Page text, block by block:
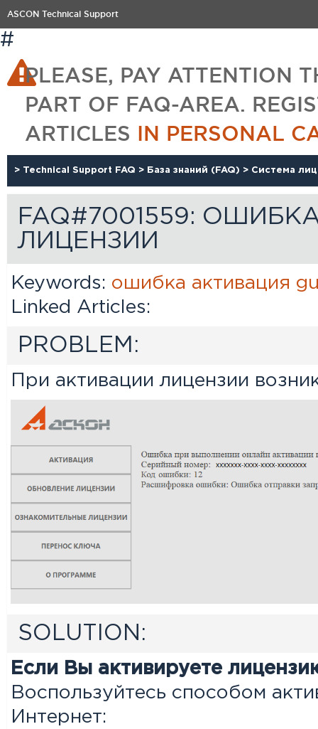
ASCON Technical Support
#
PLEASE, PAY ATTENTION
PART OF FAQ-AREA.
ARTICLES IN PERSONAL
> Technical Support FAQ > База знаний (FAQ) > Система
FAQ#7001559:
ЛИЦЕНЗИИ
Keywords: ошибка активация
Linked Articles:
PROBLEM:
При активации лицензии
SOLUTION:
Если Вы активируете
Воспользуйтесь способом
Интернет: